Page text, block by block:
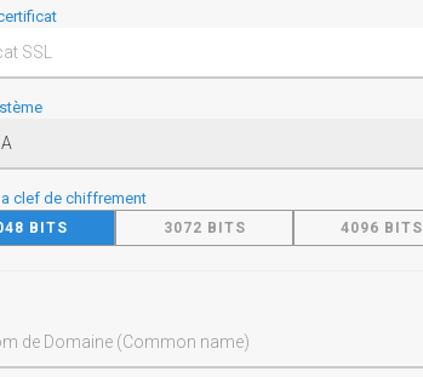
clef de chiffrement
BITS 3072 BITS 4096 BITS